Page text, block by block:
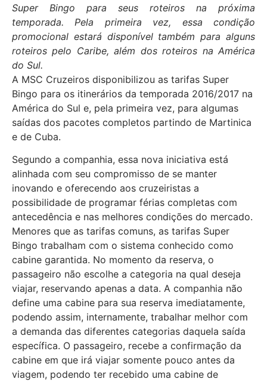
Super Bingo para seus roteiros na próxima
temporada. Pela primeira vez, essa condição
promocional estará disponível também para alguns
roteiros pelo Caribe, além dos roteiros na América
do Sul.
A MSC Cruzeiros disponibilizou as tarifas Super
Bingo para os itinerários da temporada 2016/2017 na
América do Sul e, pela primeira vez, para algumas
saídas dos pacotes completos partindo de Martinica
e de Cuba.
Segundo a companhia, essa nova iniciativa está
alinhada com seu compromisso de se manter
inovando e oferecendo aos cruzeiristas a
possibilidade de programar férias completas com
antecedência e nas melhores condições do mercado.
Menores que as tarifas comuns, as tarifas Super
Bingo trabalham com o sistema conhecido como
cabine garantida. No momento da reserva, o
passageiro não escolhe a categoria na qual deseja
viajar, reservando apenas a data. A companhia não
define uma cabine para sua reserva imediatamente,
podendo assim, internamente, trabalhar melhor com
a demanda das diferentes categorias daquela saída
específica. O passageiro, recebe a confirmação da
cabine em que irá viajar somente pouco antes da
viagem, podendo ter recebido uma cabine de